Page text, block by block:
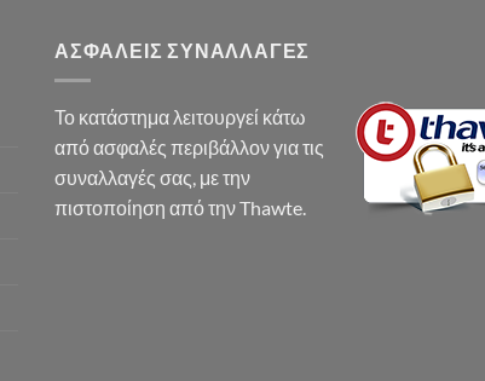
ΑΣΦΑΛΕΙΣ ΣΥΝΑΛΛΑΓΕΣ
Το κατάστημα λειτουργεί κάτω
από ασφαλές περιβάλλον για τις
συναλλαγές σας, με την
πιστοποίηση από την Thawte.